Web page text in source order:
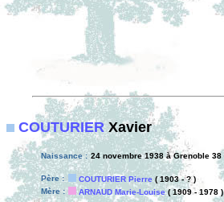
COUTURIERXavier
Naissance : 24 novembre 1938 à Grenoble 38
Père : COUTURIER Pierre( 1903 - ? )
Mère :
ARNAUD Marie-Louise( 1909 - 1978 )